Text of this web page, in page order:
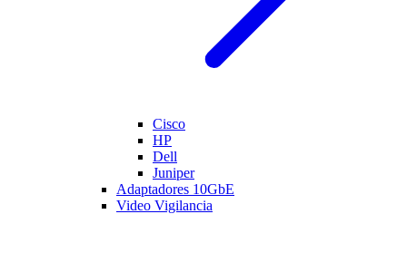
Cisco
HP
Dell
Juniper
Adaptadores 10GbE
Video Vigilancia